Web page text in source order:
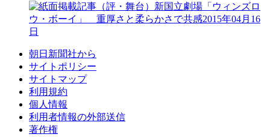
（評・舞台）新国立劇場「ウィンズロ
ウ・ボーイ」 重厚さと柔らかさで共感2015年04月16
日
朝日新聞社から
サイトポリシー
サイトマップ
利用規約
個人情報
利用者情報の外部送信
著作権